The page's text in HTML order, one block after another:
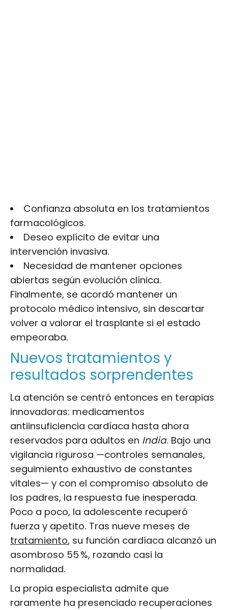
Confianza absoluta en los tratamientos
farmacológicos.
Deseo explícito de evitar una
intervención invasiva.
Necesidad de mantener opciones
abiertas según evolución clínica.
Finalmente, se acordó mantener un
protocolo médico intensivo, sin descartar
volver a valorar el trasplante si el estado
empeoraba.
Nuevos tratamientos y
resultados sorprendentes
La atención se centró entonces en terapias
innovadoras: medicamentos
antiinsuficiencia cardíaca hasta ahora
reservados para adultos en India. Bajo una
vigilancia rigurosa —controles semanales,
seguimiento exhaustivo de constantes
vitales— y con el compromiso absoluto de
los padres, la respuesta fue inesperada.
Poco a poco, la adolescente recuperó
fuerza y apetito. Tras nueve meses de
tratamiento, su función cardíaca alcanzó un
asombroso 55 %, rozando casi la
normalidad.
La propia especialista admite que
raramente ha presenciado recuperaciones